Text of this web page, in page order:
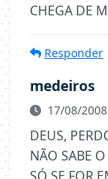
CHEGA DE
Responder
medeiros
17/08/
DEUS,
NÃO SABE
SÓ SE FOR